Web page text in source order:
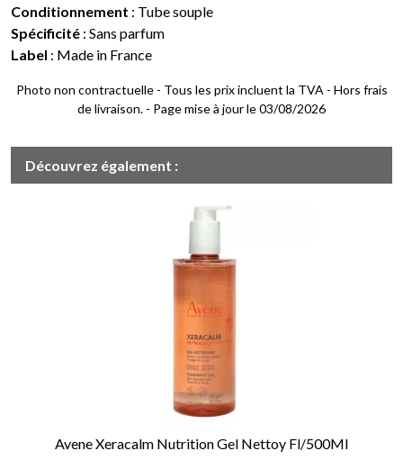
Conditionnement : Tube souple
Spécificité : Sans parfum
Label : Made in France
Photo non contractuelle - Tous les prix incluent la TVA - Hors frais
de livraison. - Page mise à jour le 03/08/2026
Découvrez également :
Avene Xeracalm Nutrition Gel Nettoy Fl/500Ml